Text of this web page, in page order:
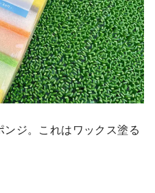
ジ。これはワックス塗る